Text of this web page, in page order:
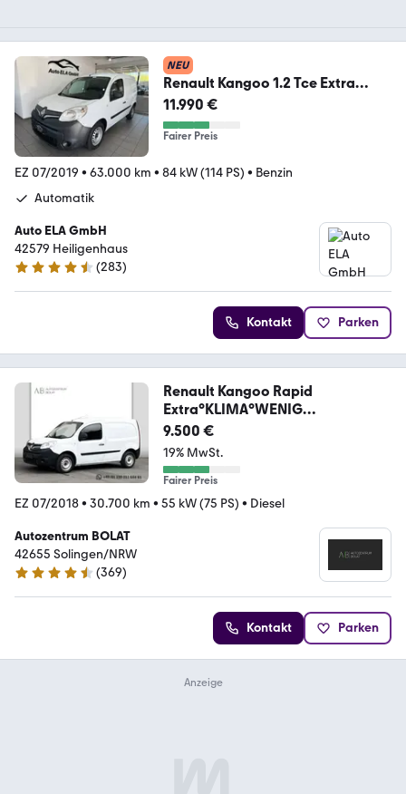
NEU
Renault Kangoo 1.2 Tce Extra
Automatik|Klima|PDC
11.990 €
Fairer Preis
EZ 07/2019 • 63.000 km • 84 kW (114 PS) • Benzin
Automatik
Auto ELA GmbH
42579 Heiligenhaus
4.7 Sterne
(283)
Kontakt Parken
Renault Kangoo Rapid
Extra°KLIMA°WENIG
KILOMETER!!!
9.500 €
19% MwSt.
Fairer Preis
EZ 07/2018• 30.700 km • 55 kW (75 PS) • Diesel
Autozentrum BOLAT
42655 Solingen/NRW
4.7 Sterne
(369)
Kontakt Parken